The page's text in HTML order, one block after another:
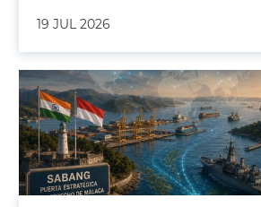
19 JUL 2026